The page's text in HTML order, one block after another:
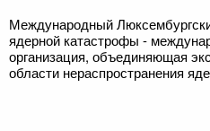
Международный
ядерной катастрофы -
организация, объединяющая
области нераспространения